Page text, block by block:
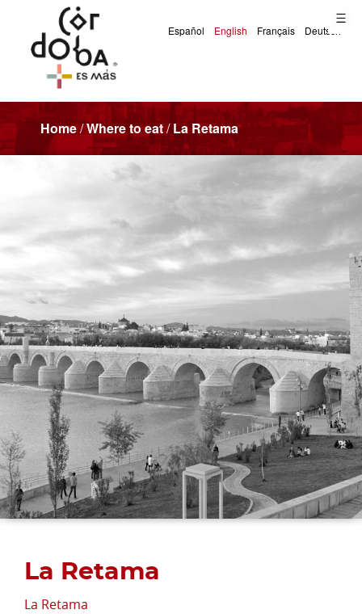
Home/Where to eat/La Retama
La Retama
La Retama